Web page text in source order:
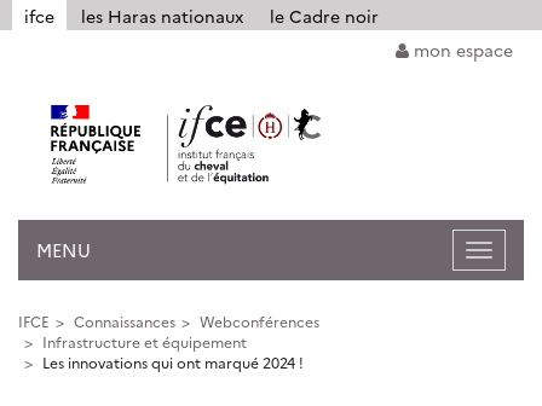
ifce les Haras nationaux
le Cadre noir
mon espace
Ouvrir
la
MENU
IFCE Connaissances
Webconférences
Infrastructure et équipement
Les innovations qui ont marqué 2024 !
Panneau de gestion des cookies